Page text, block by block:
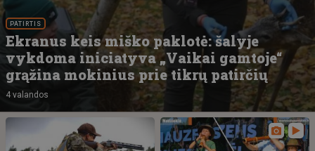
PATIRTIS
Ekranus keis miško paklotė: šalyje
vykdoma iniciatyva „Vaikai gamtoje“
grąžina mokinius prie tikrų patirčių
4 valandos